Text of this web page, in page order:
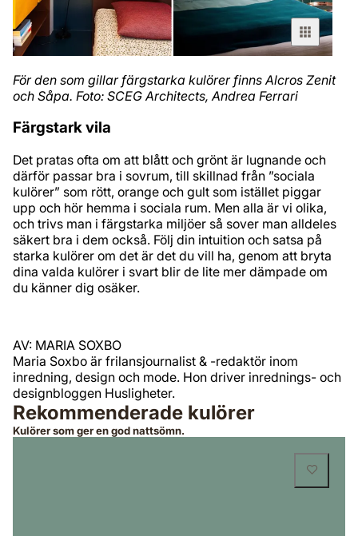
För den som gillar färgstarka kulörer finns Alcros Zenit
och Såpa. Foto: SCEG Architects, Andrea Ferrari
Färgstark vila
Det pratas ofta om att blått och grönt är lugnande och
därför passar bra i sovrum, till skillnad från ”sociala
kulörer” som rött, orange och gult som istället piggar
upp och hör hemma i sociala rum. Men alla är vi olika,
och trivs man i färgstarka miljöer så sover man alldeles
säkert bra i dem också. Följ din intuition och satsa på
starka kulörer om det är det du vill ha, genom att bryta
dina valda kulörer i svart blir de lite mer dämpade om
du känner dig osäker.
AV: MARIA SOXBO
Maria Soxbo är frilansjournalist & -redaktör inom
inredning, design och mode. Hon driver inrednings- och
designbloggen Husligheter.
Rekommenderade kulörer
Kulörer som ger en god nattsömn.